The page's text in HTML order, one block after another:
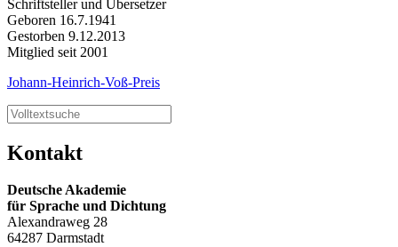
Schriftsteller und Übersetzer
Geboren 16.7.1941
Gestorben 9.12.2013
Mitglied seit 2001
Johann-Heinrich-Voß-Preis
Kontakt
Deutsche Akademie
für Sprache und Dichtung
Alexandraweg 28
64287 Darmstadt